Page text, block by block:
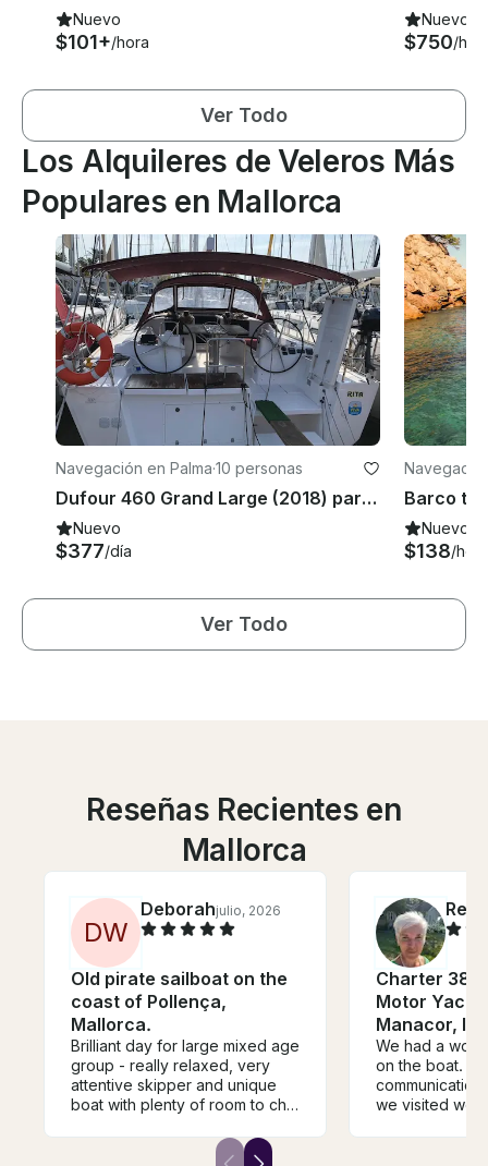
Nuevo
$101+/hora
Nuevo
$750/
Ver Todo
Los Alquileres de Veleros Más
Populares en Mallorca
Navegación en Palma·10 personas
Dufour 460 Grand Large (2018) para alquilar en Mallorca, España
Nuevo
$377/día
ensa
Nuevo
$138/hora
Ver Todo
Reseñas Recientes en
Mallorca
DW
Deborahjulio, 2026
Old pirate sailboat on the
coast of Pollença,
Mallorca.
Brilliant day for large mixed age
group - really relaxed, very
attentive skipper and unique
boat with plenty of room to chill
personal than soulless
Charter 38'
Motor Yacht
Manacor,
We had a
on the boat.
we visited